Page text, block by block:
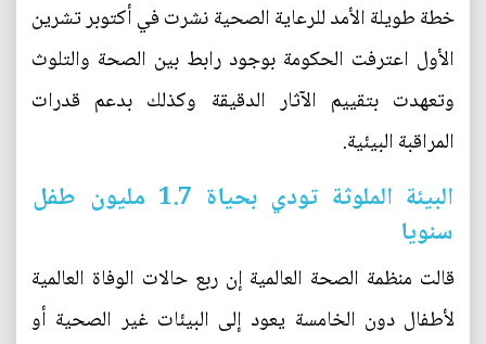
خطة طويلة الأمد للرعاية الصحية نشرت في أكتوبر تشرين
الأول اعترفت الحكومة بوجود رابط بين الصحة والتلوث
وتعهدت بتقييم الآثار الدقيقة وكذلك بدعم قدرات
المراقبة البيئية.
البيئة الملوثة تودي بحياة 1.7 مليون طفل
سنويا
قالت منظمة الصحة العالمية إن ربع حالات الوفاة العالمية
لأطفال دون الخامسة يعود إلى البيئات غير الصحية أو